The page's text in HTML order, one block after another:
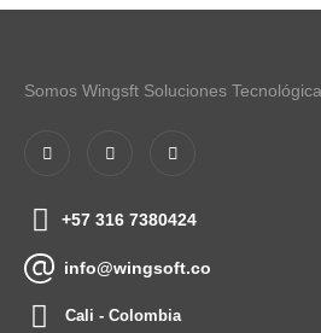
Somos Wingsft Soluciones
+57 316 7380424
info@wingsoft.co
Cali - Colombia